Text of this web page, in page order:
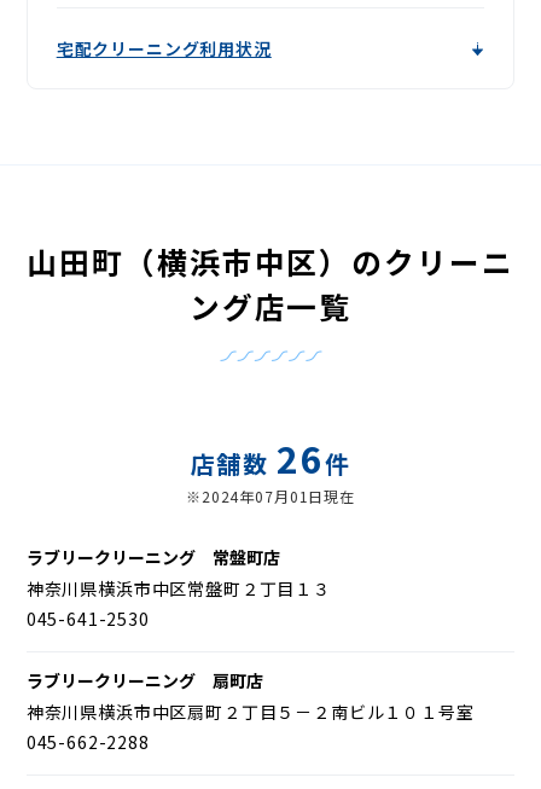
宅配クリーニング利用状況
山田町（横浜市中区）のクリーニ
ング店一覧
店舗数 26件
※2024年07月01日現在
ラブリークリーニング 常盤町店
神奈川県横浜市中区常盤町２丁目１３
045-641-2530
ラブリークリーニング 扇町店
神奈川県横浜市中区扇町２丁目５－２南ビル１０１号室
045-662-2288